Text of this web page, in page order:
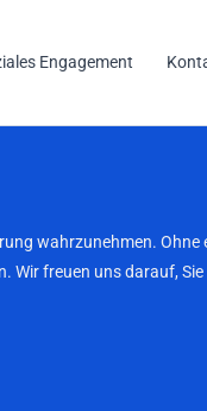
Engagement
wahrzunehmen.
Wir freuen uns darauf,